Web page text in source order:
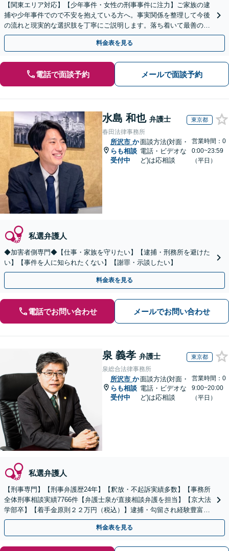
【関東エリア対応】【少年事件・女性の刑事事件に注力】ご家族の逮
捕や少年事件でので不安を抱えている方へ。事実関係を整理して今後
の流れと現実的な選択肢を丁寧にご説明します。落ち着いて最善の対
応を検討したい方は、ご相談ください。
料金表を見る
電話で面談予約 メールで面談予約
水島 和也 弁護士 東京都
春田法律事務所
所沢市 か
らも相談
受付中
面談方法(対面・
電話・ビデオな
ど)は応相談
営業時間：0
0:00~23:59
（平日）
私選弁護人
◆加害者側専門◆【仕事・家族を守りたい】【逮捕・刑務所を避けた
い】【事件を人に知られたくない】【謝罪・示談したい】
料金表を見る
電話でお問い合わせ メールでお問い合わせ
泉 義孝 弁護士 東京都
泉総合法律事務所
所沢市 か
らも相談
受付中
面談方法(対面・
電話・ビデオな
ど)は応相談
営業時間：0
9:00~20:00
（平日）
私選弁護人
【刑事専門】【刑事弁護歴24年】【釈放・不起訴実績多数】【事務所
全体刑事相談実績7766件【弁護士泉が直接相談弁護を担当】【京大法
学部卒】【着手金原則２２万円（税込）】逮捕・勾留され経験豊富な
弁護士をお探しの方は弁護士泉にご相談ください。
料金表を見る